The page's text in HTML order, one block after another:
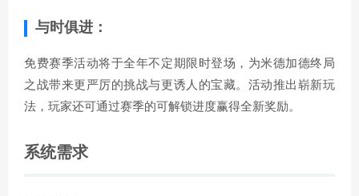
与时俱进：
免费赛季活动将于全年不定期限时登场，为米德加德终局
之战带来更严厉的挑战与更诱人的宝藏。活动推出崭新玩
法，玩家还可通过赛季的可解锁进度赢得全新奖励。
系统需求